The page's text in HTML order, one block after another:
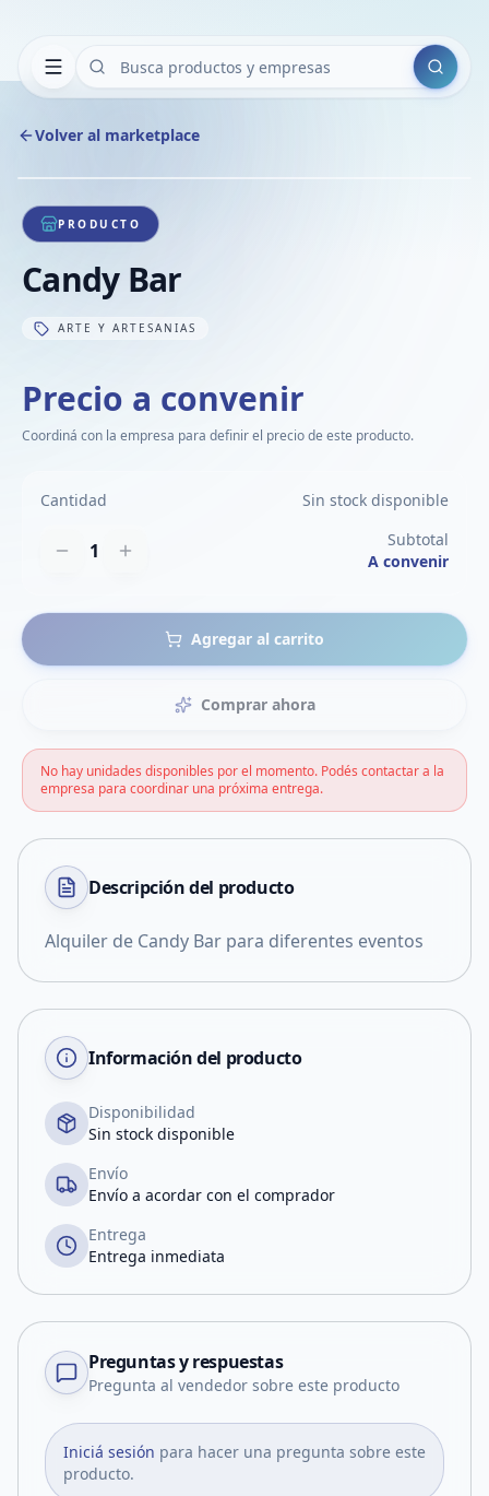
Buscar
Volver al marketplace
1/1
PRODUCTO
Candy Bar
ARTE Y ARTESANIAS
Precio a convenir
Coordiná con la empresa para definir el precio de este producto.
Cantidad Sin stock disponible
1
Subtotal
A convenir
Agregar al carrito
Comprar ahora
No hay unidades disponibles por el momento. Podés contactar a la
empresa para coordinar una próxima entrega.
Descripción del producto
Alquiler de Candy Bar para diferentes eventos
Información del producto
Disponibilidad
Sin stock disponible
Envío
Envío a acordar con el comprador
Entrega
Entrega inmediata
Preguntas y respuestas
Pregunta al vendedor sobre este producto
Iniciá sesión para hacer una pregunta sobre este
producto.